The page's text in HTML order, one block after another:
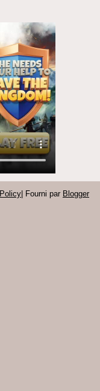
| Fourni par Blogger